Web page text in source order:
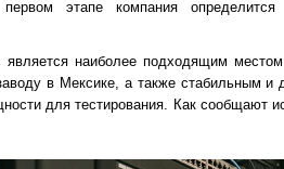
этапе компания определится
является наиболее подходящим
в Мексике, а также стабильным
для тестирования. Как сообщают